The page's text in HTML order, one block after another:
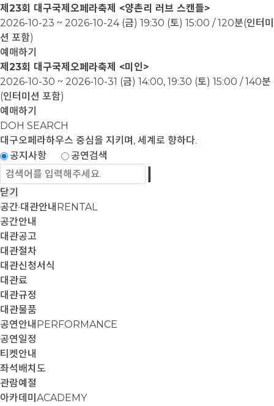
제23회 대구국제오페라축제 <양촌리 러브 스캔들>
2026-10-23 ~ 2026-10-24 (금) 19:30 (토) 15:00 / 120분(인터미
션 포함)
예매하기
제23회 대구국제오페라축제 <미인>
2026-10-30 ~ 2026-10-31 (금) 14:00, 19:30 (토) 15:00 / 140분
(인터미션 포함)
예매하기
DOH SEARCH
대구오페라하우스 중심을 지키며, 세계로 향하다.
공지사항
공연검색
닫기
공간·대관안내 RENTAL
공간안내
대관공고
대관절차
대관신청서식
대관료
대관규정
대관물품
공연안내 PERFORMANCE
공연일정
티켓안내
좌석배치도
관람예절
아카데미 ACADEMY